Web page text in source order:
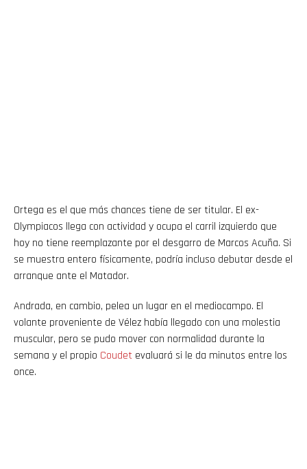
Ortega es el que más chances tiene de ser titular. El ex-
Olympiacos llega con actividad y ocupa el carril izquierdo que
hoy no tiene reemplazante por el desgarro de Marcos Acuña. Si
se muestra entero físicamente, podría incluso debutar desde el
arranque ante el Matador.
Andrada, en cambio, pelea un lugar en el mediocampo. El
volante proveniente de Vélez había llegado con una molestia
muscular, pero se pudo mover con normalidad durante la
semana y el propio Coudet evaluará si le da minutos entre los
once.